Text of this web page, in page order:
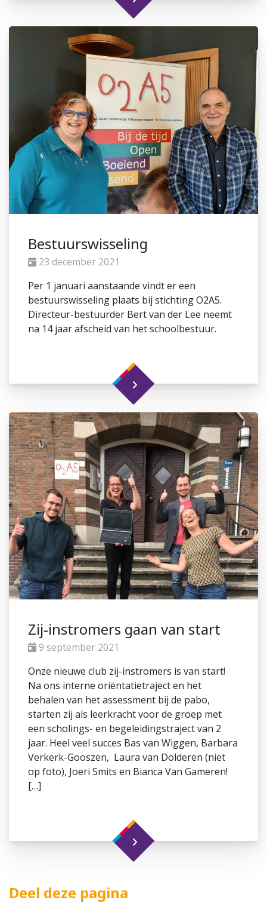
Bestuurswisseling
23 december 2021
Per 1 januari aanstaande vindt er een
bestuurswisseling plaats bij stichting O2A5.
Directeur-bestuurder Bert van der Lee neemt
na 14 jaar afscheid van het schoolbestuur.
Zij-instromers gaan van start
9 september 2021
Onze nieuwe club zij-instromers is van start!
Na ons interne oriëntatietraject en het
behalen van het assessment bij de pabo,
starten zij als leerkracht voor de groep met
een scholings- en begeleidingstraject van 2
jaar. Heel veel succes Bas van Wiggen, Barbara
Verkerk-Gooszen, Laura van Dolderen (niet
op foto), Joeri Smits en Bianca Van Gameren!
[…]
Deel deze pagina